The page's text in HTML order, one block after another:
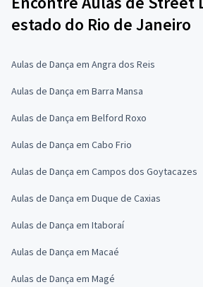
estado do Rio de Janeiro
Aulas de Dança em Angra dos Reis
Aulas de Dança em Barra Mansa
Aulas de Dança em Belford Roxo
Aulas de Dança em Cabo Frio
Aulas de Dança em Campos dos Goytacazes
Aulas de Dança em Duque de Caxias
Aulas de Dança em Itaboraí
Aulas de Dança em Macaé
Aulas de Dança em Magé